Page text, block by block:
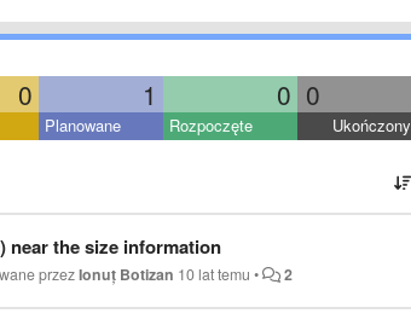
0 1 0 0
Planowane Rozpoczęte Ukończony
near the size information
przezIonuț Botizan 10 lat temu • 2